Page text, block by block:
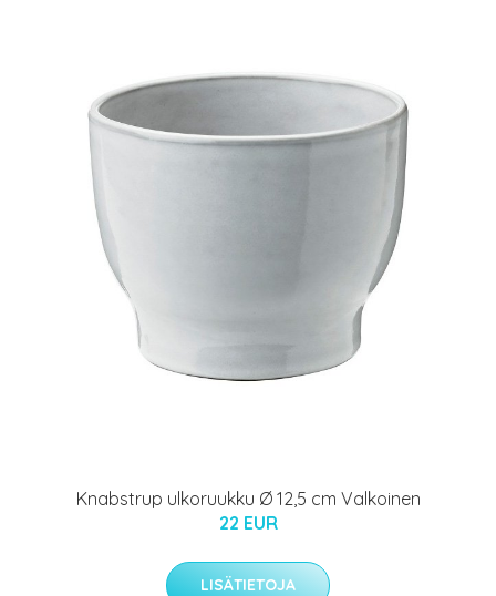
Knabstrup ulkoruukku Ø 12,5 cm Valkoinen
22 EUR
LISÄTIETOJA